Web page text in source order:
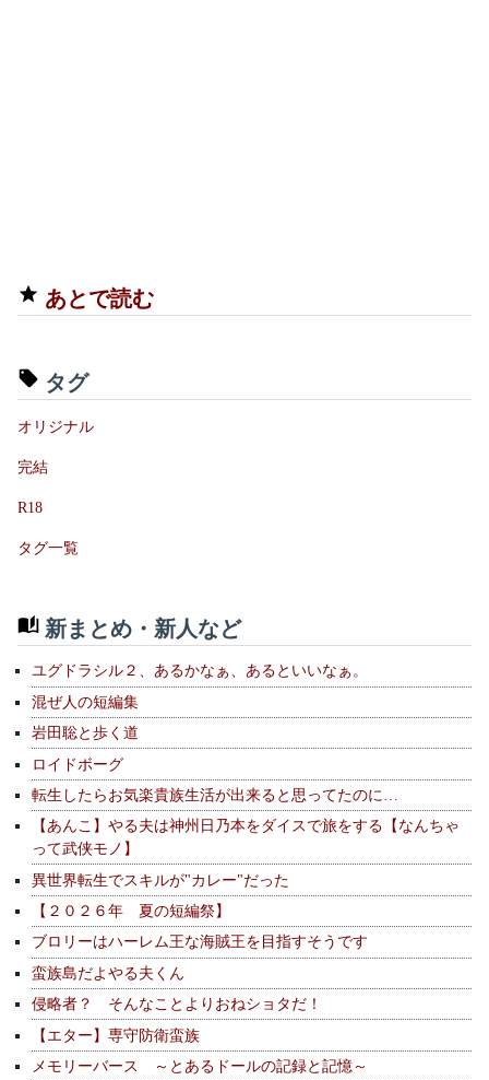
あとで読む
タグ
オリジナル
完結
R18
タグ一覧
新まとめ・新人など
ユグドラシル２、あるかなぁ、あるといいなぁ。
混ぜ人の短編集
岩田聡と歩く道
ロイドボーグ
転生したらお気楽貴族生活が出来ると思ってたのに…
【あんこ】やる夫は神州日乃本をダイスで旅をする【なんちゃ
って武侠モノ】
異世界転生でスキルが"カレー"だった
【２０２６年 夏の短編祭】
ブロリーはハーレム王な海賊王を目指すそうです
蛮族島だよやる夫くん
侵略者？ そんなことよりおねショタだ！
【エター】専守防衛蛮族
メモリーバース ～とあるドールの記録と記憶～